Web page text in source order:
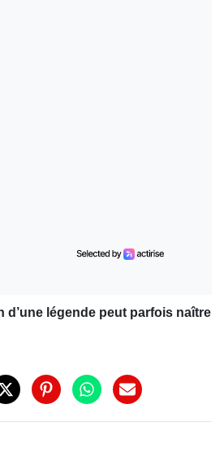
d’une légende peut parfois naître